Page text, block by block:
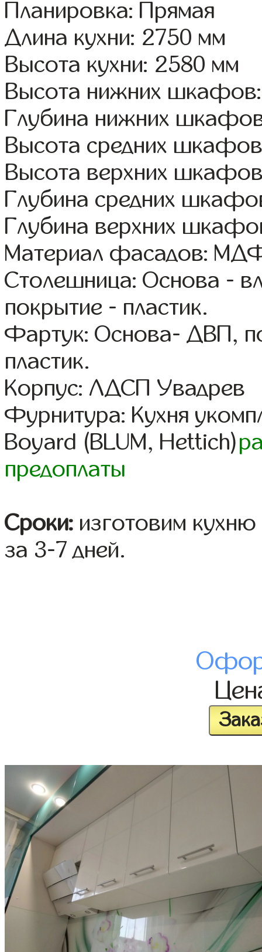
Планировка: Прямая
Длина кухни: 2750 мм
Высота кухни: 2580 мм
Высота нижних
Глубина нижних
Высота средних
Высота верхних
Глубина средних
Глубина верхних
Материал фасадов:
Столешница: Основа -
покрытие - пластик.
Фартук: Основа- ДВП,
пластик.
Корпус: ЛДСП Увадрев
Фурнитура: Кухня
Boyard (BLUM, Hettich)
предоплаты
Сроки: изготовим
за 3-7 дней.